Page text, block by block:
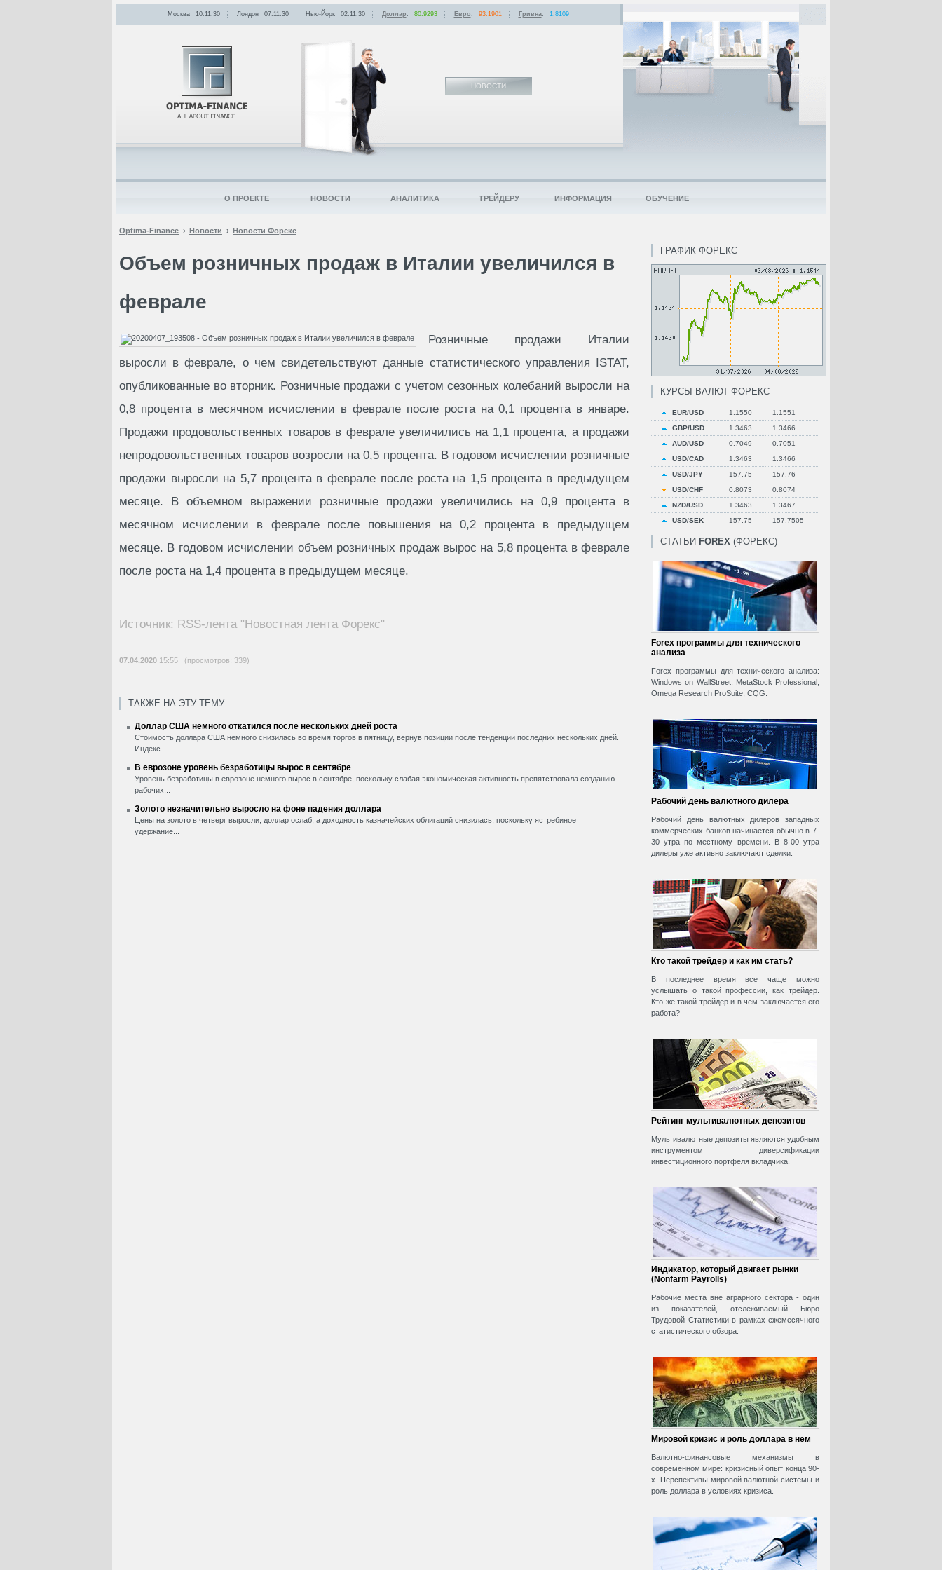
Optima-Finance Новости Новости Форекс
Объем розничных продаж в Италии увеличился в
феврале
Розничные продажи Италии
выросли в феврале, о чем свидетельствуют данные статистического управления ISTAT,
опубликованные во вторник. Розничные продажи с учетом сезонных колебаний выросли на
0,8 процента в месячном исчислении в феврале после роста на 0,1 процента в январе.
Продажи продовольственных товаров в феврале увеличились на 1,1 процента, а продажи
непродовольственных товаров возросли на 0,5 процента. В годовом исчислении розничные
продажи выросли на 5,7 процента в феврале после роста на 1,5 процента в предыдущем
месяце. В объемном выражении розничные продажи увеличились на 0,9 процента в
месячном исчислении в феврале после повышения на 0,2 процента в предыдущем
месяце. В годовом исчислении объем розничных продаж вырос на 5,8 процента в феврале
после роста на 1,4 процента в предыдущем месяце.
Источник: RSS-лента "Новостная лента Форекс"
07.04.2020 15:55 (просмотров: 339)
ТАКЖЕ НА ЭТУ ТЕМУ
Доллар США немного откатился после нескольких дней роста
Стоимость доллара США немного снизилась во время торгов в пятницу, вернув позиции после тенденции последних нескольких дней.
Индекс...
В еврозоне уровень безработицы вырос в сентябре
Уровень безработицы в еврозоне немного вырос в сентябре, поскольку слабая экономическая активность препятствовала созданию
рабочих...
Золото незначительно выросло на фоне падения доллара
Цены на золото в четверг выросли, доллар ослаб, а доходность казначейских облигаций снизилась, поскольку ястребиное
удержание...
ГРАФИК ФОРЕКС
КУРСЫ ВАЛЮТ ФОРЕКС
EUR/USD 1.1550
1.1551
GBP/USD
1.3463
1.3466
AUD/USD
0.7049
0.7051
USD/CAD
1.3463
1.3466
USD/JPY
157.75
157.76
USD/CHF
0.8073
0.8074
NZD/USD
1.3463
1.3467
USD/SEK
157.75 157.7505
СТАТЬИ FOREX (ФОРЕКС)
Forex программы для технического
анализа
Forex программы для технического анализа:
Windows on WallStreet, MetaStock Professional,
Omega Research ProSuite, CQG.
Рабочий день валютного дилера
Рабочий день валютных дилеров западных
коммерческих банков начинается обычно в 7-
30 утра по местному времени. В 8-00 утра
дилеры уже активно заключают сделки.
Кто такой трейдер и как им стать?
В последнее время все чаще можно
услышать о такой профессии, как трейдер.
Кто же такой трейдер и в чем заключается его
работа?
Рейтинг мультивалютных депозитов
Мультивалютные депозиты являются удобным
инструментом диверсификации
инвестиционного портфеля вкладчика.
Индикатор, который двигает рынки
(Nonfarm Payrolls)
Рабочие места вне аграрного сектора - один
из показателей, отслеживаемый Бюро
Трудовой Статистики в рамках ежемесячного
статистического обзора.
Мировой кризис и роль доллара в нем
Валютно-финансовые механизмы в
современном мире: кризисный опыт конца 90-
х. Перспективы мировой валютной системы и
роль доллара в условиях кризиса.
НОВОСТИ
Москва 10:11:30 Лондон 07:11:30 Нью-Йорк 02:11:30 Доллар: 80.9293 Евро: 93.1901 Гривна: 1.8109
О ПРОЕКТЕ НОВОСТИ АНАЛИТИКА ТРЕЙДЕРУ ИНФОРМАЦИЯ ОБУЧЕНИЕ